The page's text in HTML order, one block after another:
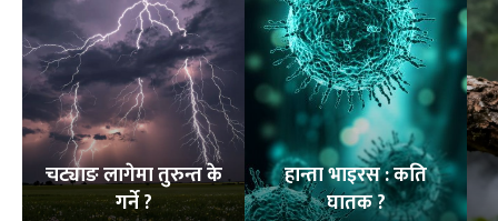
चट्याङ लागेमा तुरुन्त के
गर्ने ?
हान्ता भाइरस : कति
घातक ?